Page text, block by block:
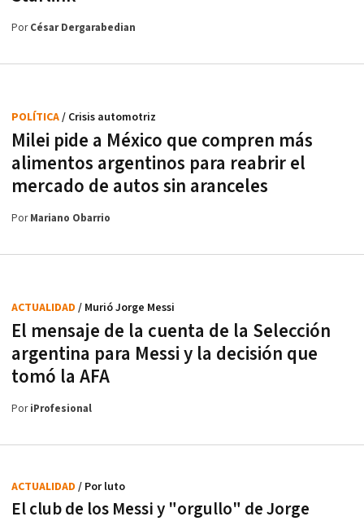
PorCésar Dergarabedian
Milei pide a México que compren más
alimentos argentinos para reabrir el
mercado de autos sin aranceles
POLÍTICA/ Crisis automotriz
PorMariano Obarrio
El mensaje de la cuenta de la Selección
argentina para Messi y la decisión que
tomó la AFA
ACTUALIDAD / Murió Jorge Messi
PoriProfesional
El club de los Messi y "orgullo" de Jorge
ACTUALIDAD / Por luto